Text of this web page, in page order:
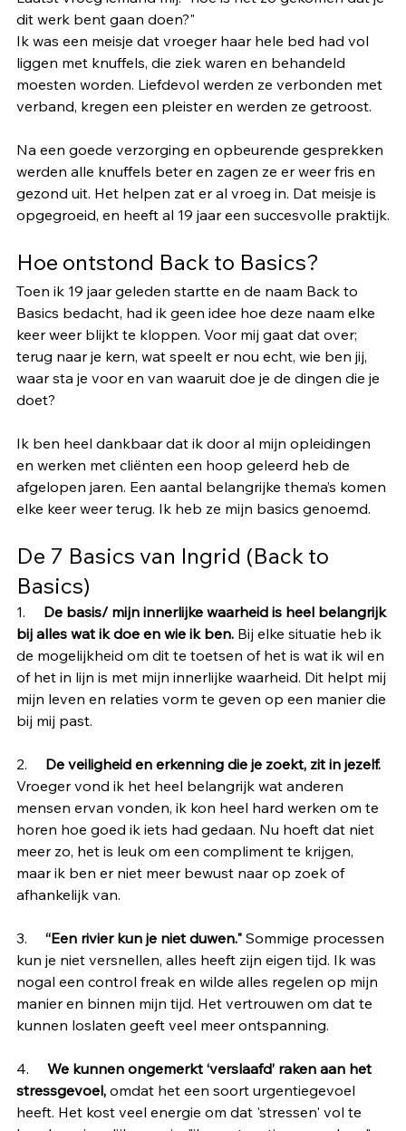
dit werk bent gaan doen?"
Ik was een meisje dat vroeger haar hele bed had vol
liggen met knuffels, die ziek waren en behandeld
moesten worden. Liefdevol werden ze verbonden met
verband, kregen een pleister en werden ze getroost.
Na een goede verzorging en opbeurende gesprekken
werden alle knuffels beter en zagen ze er weer fris en
gezond uit. Het helpen zat er al vroeg in. Dat meisje is
opgegroeid, en heeft al 19 jaar een succesvolle praktijk.
Hoe ontstond Back to Basics?
Toen ik 19 jaar geleden startte en de naam Back to
Basics bedacht, had ik geen idee hoe deze naam elke
keer weer blijkt te kloppen. Voor mij gaat dat over;
terug naar je kern, wat speelt er nou echt, wie ben jij,
waar sta je voor en van waaruit doe je de dingen die je
doet?
Ik ben heel dankbaar dat ik door al mijn opleidingen
en werken met cliënten een hoop geleerd heb de
afgelopen jaren. Een aantal belangrijke thema’s komen
elke keer weer terug. Ik heb ze mijn basics genoemd.
De 7 Basics van Ingrid (Back to
Basics)
1. De basis/ mijn innerlijke waarheid is heel belangrijk
bij alles wat ik doe en wie ik ben. Bij elke situatie heb ik
de mogelijkheid om dit te toetsen of het is wat ik wil en
of het in lijn is met mijn innerlijke waarheid. Dit helpt mij
mijn leven en relaties vorm te geven op een manier die
bij mij past.
2. De veiligheid en erkenning die je zoekt, zit in jezelf.
Vroeger vond ik het heel belangrijk wat anderen
mensen ervan vonden, ik kon heel hard werken om te
horen hoe goed ik iets had gedaan. Nu hoeft dat niet
meer zo, het is leuk om een compliment te krijgen,
maar ik ben er niet meer bewust naar op zoek of
afhankelijk van.
3. “Een rivier kun je niet duwen." Sommige processen
kun je niet versnellen, alles heeft zijn eigen tijd. Ik was
nogal een control freak en wilde alles regelen op mijn
manier en binnen mijn tijd. Het vertrouwen om dat te
kunnen loslaten geeft veel meer ontspanning.
4. We kunnen ongemerkt ‘verslaafd’ raken aan het
stressgevoel, omdat het een soort urgentiegevoel
heeft. Het kost veel energie om dat 'stressen' vol te